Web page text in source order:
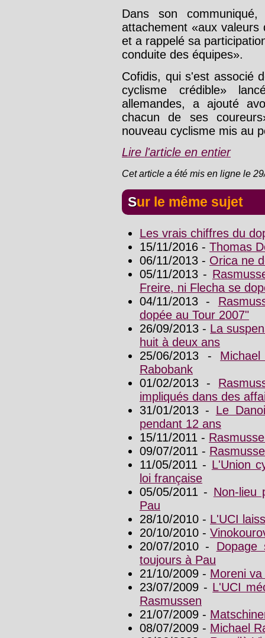
Dans son
attachement «aux
et a rappelé sa
conduite des équipes».
Cofidis, qui s'est associé
cyclisme crédible»
allemandes, a ajouté
chacun de ses
nouveau cyclisme mis au
Lire l'article en entier
Cet article a été mis en ligne le
Sur le même sujet
Les vrais chiffres du
15/11/2016 - Thomas
06/11/2013 - Orica ne
05/11/2013 -
Freire, ni Flecha se
04/11/2013 -
dopée au Tour 2007"
26/09/2013 - La
huit à deux ans
25/06/2013 -
Rabobank
01/02/2013 -
impliqués dans des
31/01/2013 - Le
pendant 12 ans
15/11/2011 -
09/07/2011 -
11/05/2011 - L'Union
loi française
05/05/2011 - Non-lieu
Pau
28/10/2010 - L'UCI
20/10/2010 -
20/07/2010 -
toujours à Pau
21/10/2009 - Moreni
23/07/2009 - L'UCI
Rasmussen
21/07/2009 -
08/07/2009 - Michael